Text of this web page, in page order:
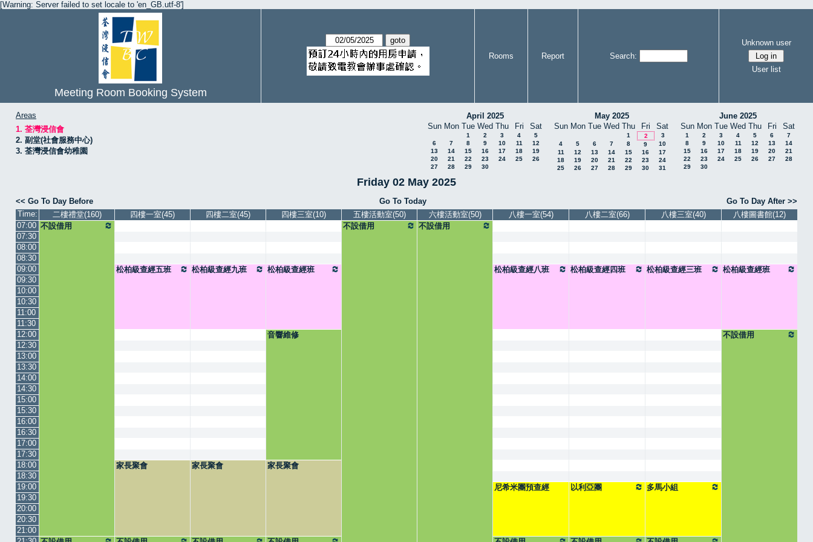
[Warning: Server failed to set locale to 'en_GB.utf-8']
Meeting Room Booking System
Rooms Report Search:
Unknown user
User list
Areas
1. 荃灣浸信會
2. 副堂(社會服務中心)
3. 荃灣浸信會幼稚園
April 2025
Sun Mon Tue Wed Thu Fri Sat
1 2 3 4
5
6
7 8 9 10 11
12
13
14 15 16 17 18
19
20
21 22 23 24 25
26
27
28 29 30
May 2025
Sun Mon Tue Wed Thu Fri Sat
1 2
3
4
5 6 7 8 9
10
11
12 13 14 15 16
17
18
19 20 21 22 23
24
25
26 27 28 29 30 31
June 2025
Sun Mon Tue Wed Thu Fri Sat
1 2 3 4 5 6
7
8
9 10 11 12 13
14
15
16 17 18 19 20
21
22
23 24 25 26 27
28
29
30
Friday 02 May 2025
<< Go To Day Before Go To Today
Go To Day After >>
Time:
二樓禮堂(160) 四樓一室(45) 四樓二室(45) 四樓三室(10) 五樓活動室(50) 六樓活動室(50) 八樓一室(54) 八樓二室(66) 八樓三室(40)
八樓圖書館(12)
07:00 不設借用 不設借用
不設借用
07:30
08:00
08:30
09:00
松柏級查經五班 松柏級查經九班 松柏級查經班 松柏級查經八班 松柏級查經四班 松柏級查經三班
松柏級查經班
09:30
10:00
10:30
11:00
11:30
12:00
音響維修
不設借用
12:30
13:00
13:30
14:00
14:30
15:00
15:30
16:00
16:30
17:00
17:30
18:00
家長聚會 家長聚會
家長聚會
18:30
19:00
尼希米團預查經 以利亞團
多馬小組
19:30
20:00
20:30
21:00